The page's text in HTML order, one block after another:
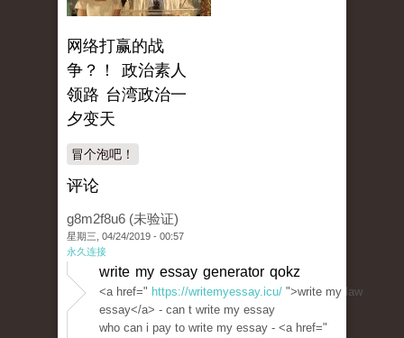
网络打赢的战
争？！ 政治素人
领路 台湾政治一
夕变天
冒个泡吧！
评论
g8m2f8u6 (未验证)
星期三, 04/24/2019 - 00:57
永久连接
write my essay generator qokz
<a href=" https://writemyessay.icu/ ">write my law
essay</a> - can t write my essay
who can i pay to write my essay - <a href="